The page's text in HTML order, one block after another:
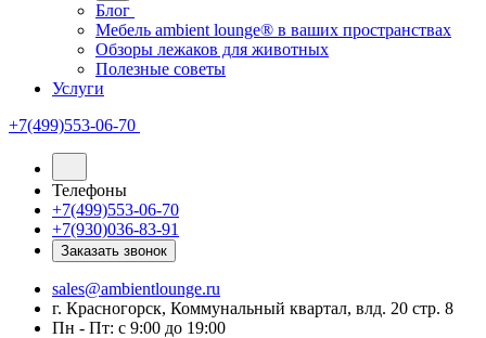
Блог
Мебель ambient lounge® в ваших пространствах
Обзоры лежаков для животных
Полезные советы
Услуги
+7(499)553-06-70
Телефоны
+7(499)553-06-70
+7(930)036-83-91
Заказать звонок
sales@ambientlounge.ru
г. Красногорск, Коммунальный квартал, влд. 20 стр. 8
Пн - Пт: с 9:00 до 19:00